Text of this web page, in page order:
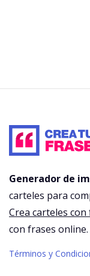
Generador de
carteles para
Crea carteles
con frases online.
Términos y